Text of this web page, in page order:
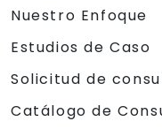
Nuestro Enfoque
Estudios de Caso
Solicitud de
Catálogo de